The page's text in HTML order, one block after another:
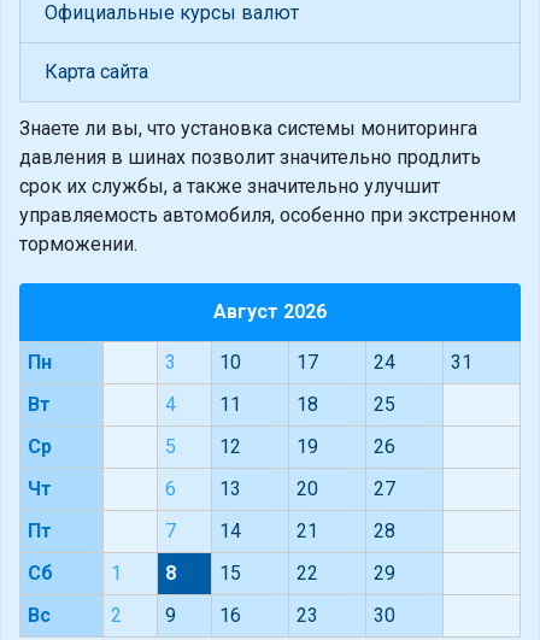
Официальные курсы валют
Карта сайта
Знаете ли вы, что установка системы мониторинга
давления в шинах позволит значительно продлить
срок их службы, а также значительно улучшит
управляемость автомобиля, особенно при экстренном
торможении.
Август 2026
Пн 3 10 17 24
31
Вт
4 11 18
25
Ср
5 12 19
26
Чт
6 13 20
27
Пт
7 14 21
28
Сб
1 8 15 22
29
Вс
2 9 16 23 30